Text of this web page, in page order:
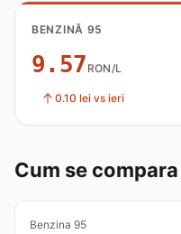
BENZINĂ 95
9.57 RON/L
0.10 lei vs ieri
Cum se
Benzina 95